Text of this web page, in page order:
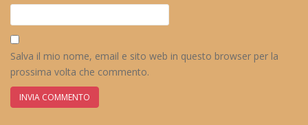
Salva il mio nome, email e sito web in questo browser per la
prossima volta che commento.